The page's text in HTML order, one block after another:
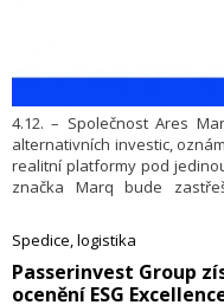
4.12. – Společnost Ares
alternativních investic,
realitní platformy pod
značka Marq bude
napříč Amerikou, Evropou a
Spedice, logistika
​Passerinvest Group
ocenění ESG